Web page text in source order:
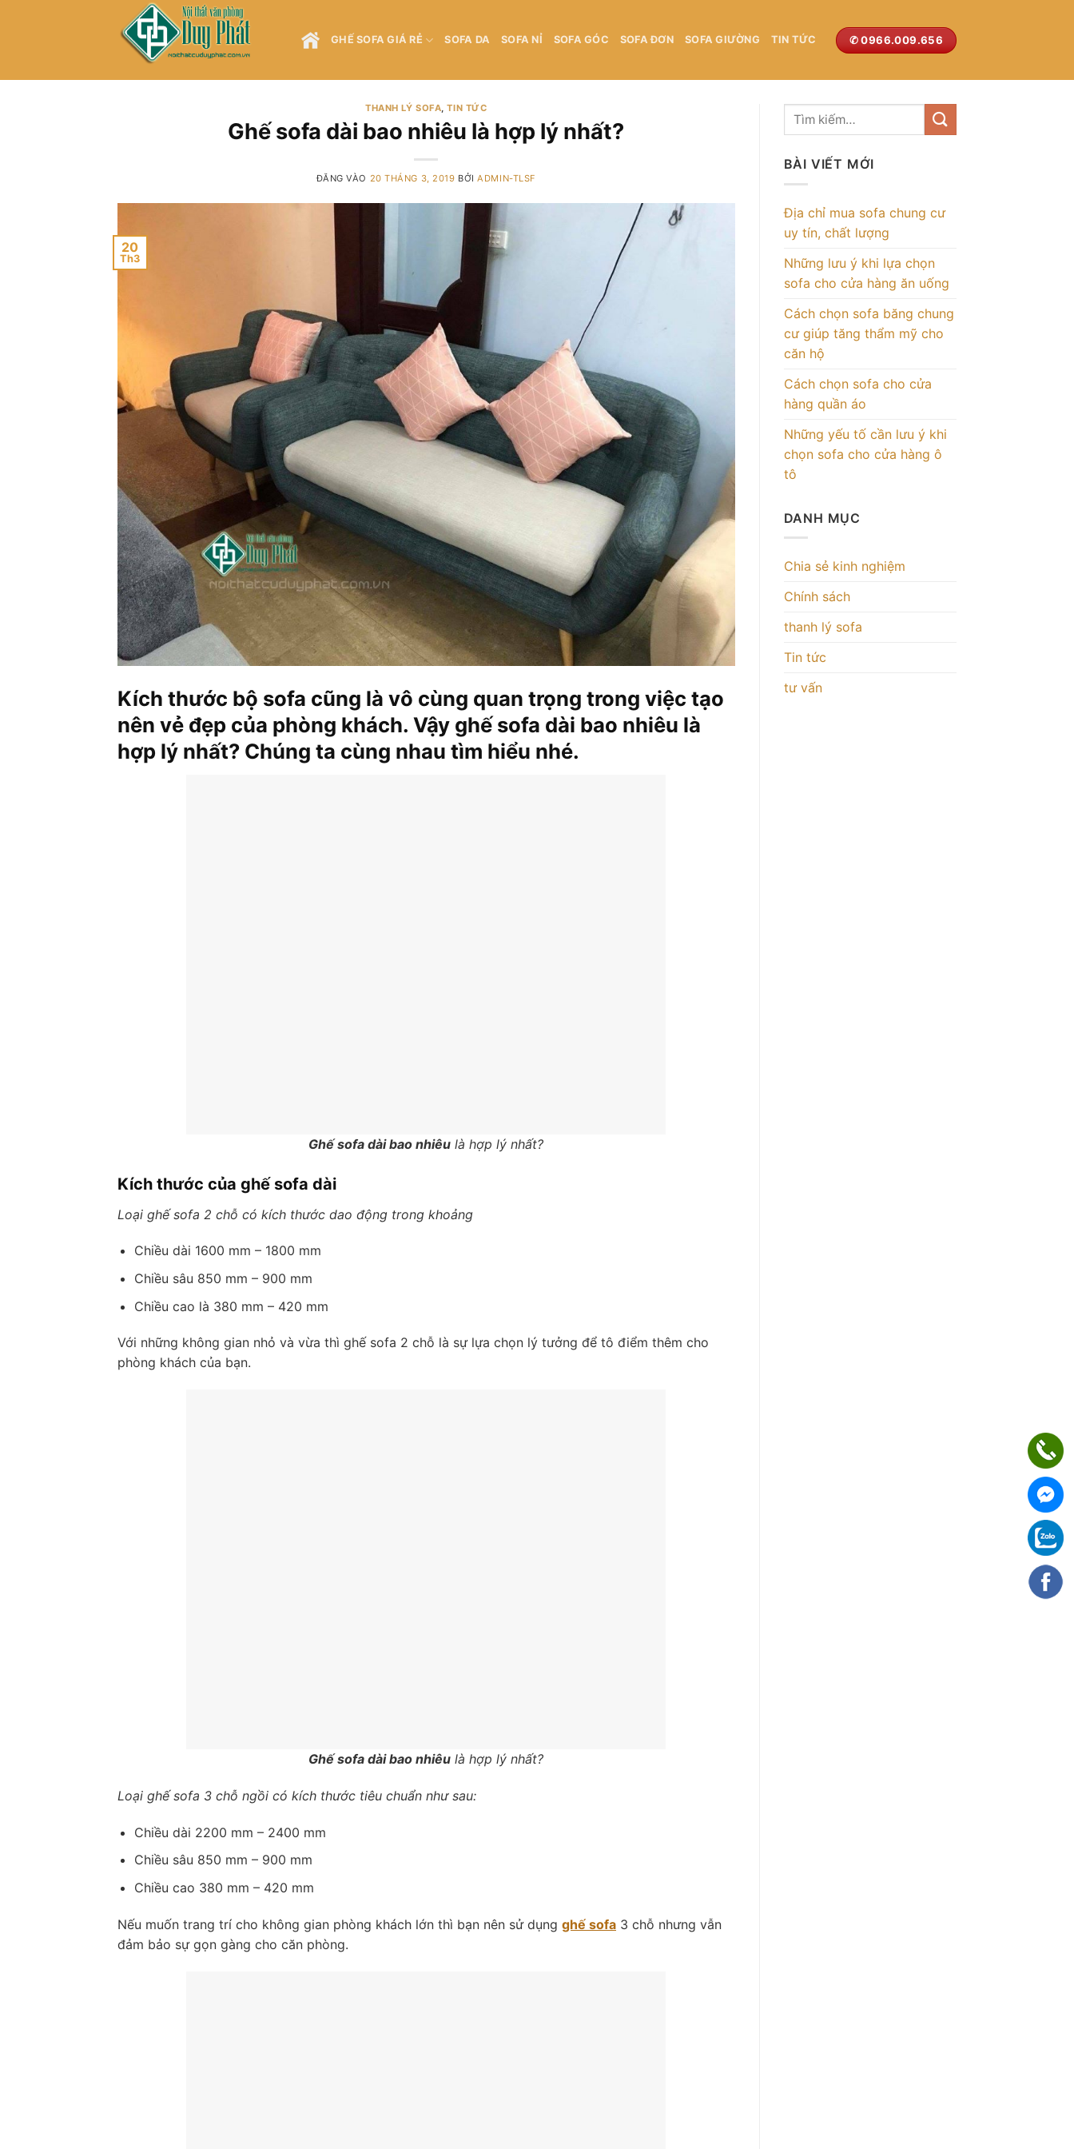
GHẾ SOFA GIÁ RẺ SOFA DA SOFA NỈ SOFA GÓC SOFA ĐƠN SOFA GIƯỜNG TIN TỨC ✆ 0966.009.656
THANH LÝ SOFA,TIN TỨC
Ghế sofa dài bao nhiêu là hợp lý nhất?
ĐĂNG VÀO 20 THÁNG 3, 2019 BỞIADMIN-TLSF
20
Th3
Kích thước bộ sofa cũng là vô cùng quan trọng trong việc tạo
nên vẻ đẹp của phòng khách. Vậy ghế sofa dài bao nhiêu là
hợp lý nhất? Chúng ta cùng nhau tìm hiểu nhé.
Ghế sofa dài bao nhiêu là hợp lý nhất?
Kích thước của ghế sofa dài
Loại ghế sofa 2 chỗ có kích thước dao động trong khoảng
Chiều dài 1600 mm – 1800 mm
Chiều sâu 850 mm – 900 mm
Chiều cao là 380 mm – 420 mm
Với những không gian nhỏ và vừa thì ghế sofa 2 chỗ là sự lựa chọn lý tưởng để tô điểm thêm cho
phòng khách của bạn.
Ghế sofa dài bao nhiêu là hợp lý nhất?
Loại ghế sofa 3 chỗ ngồi có kích thước tiêu chuẩn như sau:
Chiều dài 2200 mm – 2400 mm
Chiều sâu 850 mm – 900 mm
Chiều cao 380 mm – 420 mm
Nếu muốn trang trí cho không gian phòng khách lớn thì bạn nên sử dụng ghế sofa 3 chỗ nhưng vẫn
đảm bảo sự gọn gàng cho căn phòng.
BÀI VIẾT MỚI
Địa chỉ mua sofa chung cư
uy tín, chất lượng
Những lưu ý khi lựa chọn
sofa cho cửa hàng ăn uống
Cách chọn sofa băng chung
cư giúp tăng thẩm mỹ cho
căn hộ
Cách chọn sofa cho cửa
hàng quần áo
Những yếu tố cần lưu ý khi
chọn sofa cho cửa hàng ô
tô
DANH MỤC
Chia sẻ kinh nghiệm
Chính sách
thanh lý sofa
Tin tức
tư vấn